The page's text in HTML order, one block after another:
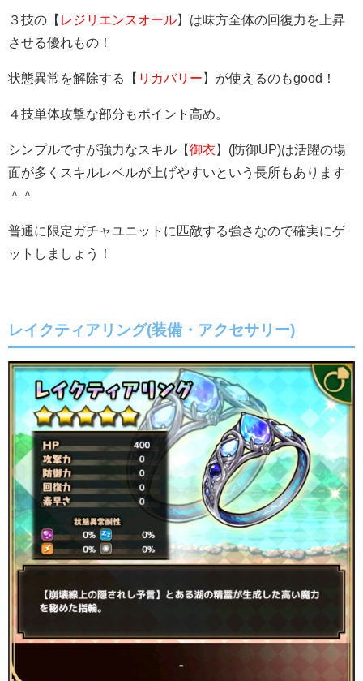
３技の【 レジリエンスオール】は味方全体の回復力を上昇
させる優れもの！
状態異常を解除する【 リカバリー】が使えるのもgood！
４技単体攻撃な部分もポイント高め。
シンプルですが強力なスキル【御衣】(防御UP)は活躍の場
面が多くスキルレベルが上げやすいという長所もあります
＾＾
普通に限定ガチャユニットに匹敵する強さなので確実にゲ
ットしましょう！
レイクティアリング(装備・アクセサリー)